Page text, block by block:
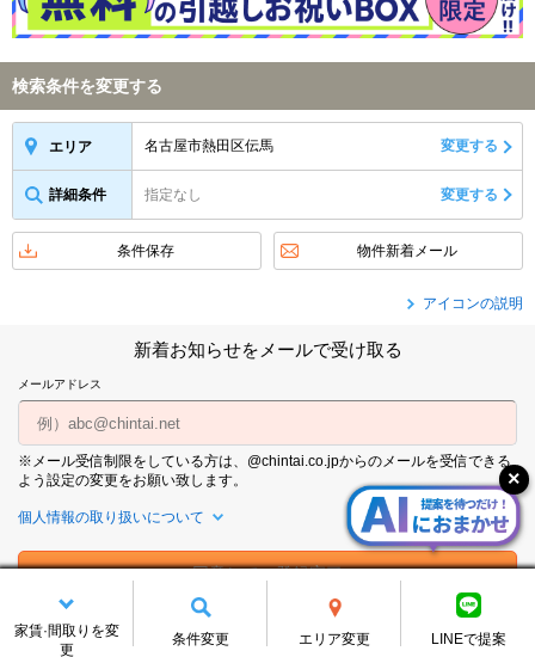
家賃·間取りを変
更
条件変更 エリア変更 LINEで提案
検索条件を変更する
エリア 名古屋市熱田区伝馬 変更する
詳細条件 指定なし 変更する
条件保存 物件新着メール
アイコンの説明
新着お知らせをメールで受け取る
メールアドレス
※メール受信制限をしている方は、@chintai.co.jpからのメールを受信できる
よう設定の変更をお願い致します。
個人情報の取り扱いについて
名古屋市熱田区伝馬周辺の賃貸物件をテーマ・特集・間取りから探